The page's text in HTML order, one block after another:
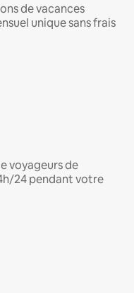
de vacances
unique sans frais
voyageurs de
24 pendant votre